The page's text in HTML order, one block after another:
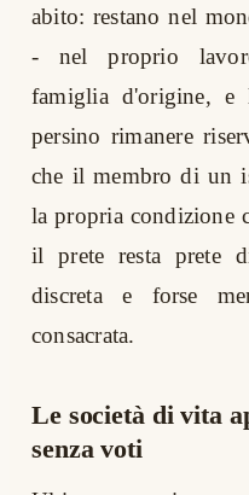
abito: restano nel
- nel proprio
famiglia d'origine, e
persino rimanere
che il membro di un
la propria condizione
il prete resta prete
discreta e forse
consacrata.
Le società di vita
senza voti